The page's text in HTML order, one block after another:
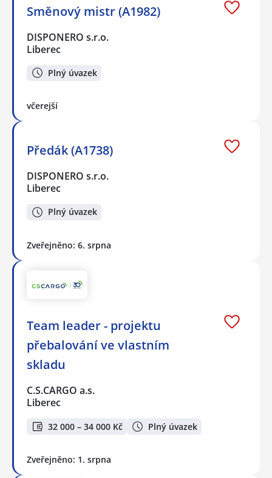
Směnový mistr (A1982)
DISPONERO s.r.o.
Liberec
Plný úvazek
včerejší
Předák (A1738)
DISPONERO s.r.o.
Liberec
Plný úvazek
Zveřejněno: 6. srpna
Team leader - projektu
přebalování ve vlastním
skladu
C.S.CARGO a.s.
Liberec
32 000 – 34 000 Kč Plný úvazek
Zveřejněno: 1. srpna